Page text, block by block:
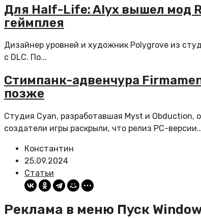
Для Half-Life: Alyx вышел мод
геймплея
Дизайнер уровней и художник Polygrove из
с DLC. По...
Стимпанк-адвенчура
позже
Студия Cyan, разработавшая Myst и Obduction,
создатели игры раскрыли, что релиз PC-
Константин
25.09.2024
Статьи
Реклама в меню Пуск